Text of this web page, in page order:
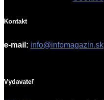
Kontakt
e-mail: info@infomagazin.sk
Vydavateľ